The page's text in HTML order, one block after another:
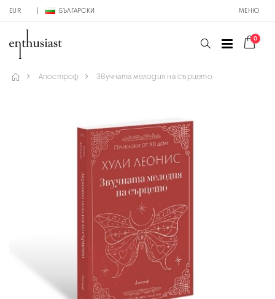
EUR БЪЛГАРСКИ МЕНЮ
0
Апостроф Звучната мелодия на сърцето